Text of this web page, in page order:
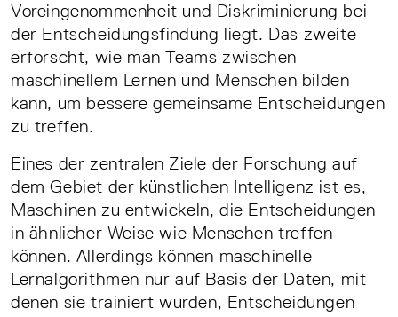
Voreingenommenheit und Diskriminierung bei
der Entscheidungsfindung liegt. Das zweite
erforscht, wie man Teams zwischen
maschinellem Lernen und Menschen bilden
kann, um bessere gemeinsame Entscheidungen
zu treffen.
Eines der zentralen Ziele der Forschung auf
dem Gebiet der künstlichen Intelligenz ist es,
Maschinen zu entwickeln, die Entscheidungen
in ähnlicher Weise wie Menschen treffen
können. Allerdings können maschinelle
Lernalgorithmen nur auf Basis der Daten, mit
denen sie trainiert wurden, Entscheidungen